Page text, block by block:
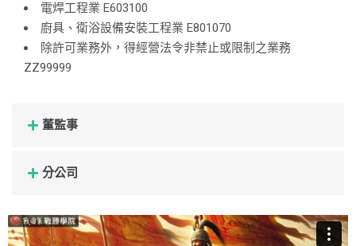
電焊工程業 E603100
廚具、衛浴設備安裝工程業 E801070
除許可業務外，得經營法令非禁止或限制之業務
ZZ99999
董監事
分公司